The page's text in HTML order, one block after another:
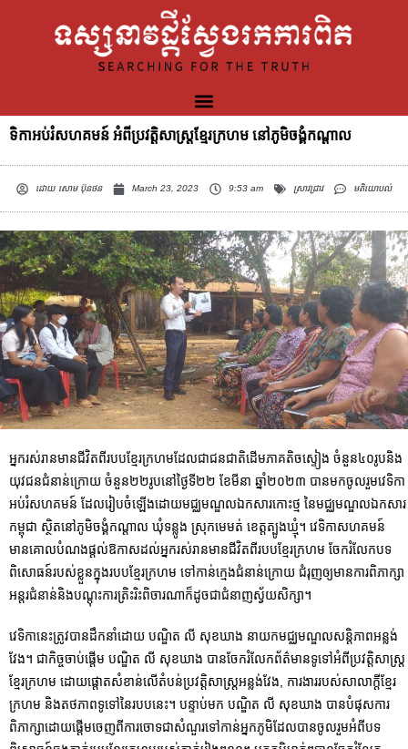
ទិកាអប់រំសហគមន៍ អំពីប្រវត្តិសាស្រ្តខ្មែរក្រហម នៅភូមិចង្គំកណ្តាល
ដោយសោម ប៊ុនថន March 23, 2023 9:53 am ស្រាវជ្រាវ មតិយោបល់
អ្នករស់រានមានជីវិតពីរបបខ្មែរក្រហមដែលជាជនជាតិដើមភាគតិចស្ទៀង ចំនួន៤០រូបនិង
យុវជនជំនាន់ក្រោយ ចំនួន២២រូបនៅថ្ងៃទី២២ ខែមីនា ឆ្នាំ២០២៣ បានមកចូលរួមវេទិកា
អប់រំសហគមន៍ ដែលរៀបចំឡើងដោយមជ្ឈមណ្ឌលឯកសារកោះថ្ម នៃមជ្ឈមណ្ឌលឯកសារ
កម្ពុជា ស្ថិតនៅភូមិចង្គំកណ្តាល ឃុំទន្លូង ស្រុកមេមត់ ខេត្តត្បូងឃ្មុំ។ វេទិកាសហគមន៍
មានគោលបំណងផ្តល់ឱកាសដល់អ្នករស់រានមានជីវិតពីរបបខ្មែរក្រហម ចែករំលែកបទ
ពិសោធន៍របស់ខ្លួនក្នុងរបបខ្មែរក្រហម ទៅកាន់ក្មេងជំនាន់ក្រោយ ជំរុញឲ្យមានការពិភាក្សា
អន្តរជំនាន់និងបណ្តុះការត្រិះរិះពិចារណាក៏ដូចជាជំនាញស្វ័យសិក្សា។
វេទិកានេះត្រូវបានដឹកនាំដោយ បណ្ឌិត លី សុខឃាង នាយកមជ្ឈមណ្ឌលសន្តិភាពអន្លង់
វែង។ ជាកិច្ចចាប់ផ្តើម បណ្ឌិត លី សុខឃាង បានចែករំលែកព័ត៌មានទូទៅអំពីប្រវត្តិសាស្ត្រ
ខ្មែរក្រហម ដោយផ្តោតសំខាន់លើតំបន់ប្រវត្តិសាស្រ្តអន្លង់វែង, ការងាររបស់សាលាក្តីខ្មែរ
ក្រហម និងតថភាពទូទៅនៃរបបនេះ។ បន្ទាប់មក បណ្ឌិត លី សុខឃាង បានបំផុសការ
ពិភាក្សាដោយផ្តើមចេញពីការចោទជាសំណួរទៅកាន់អ្នកភូមិដែលបានចូលរួមអំពីបទ